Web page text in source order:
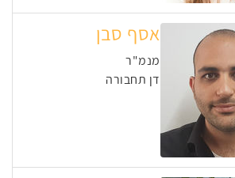
אסף סבן
מנמ"ר
דן תחבורה